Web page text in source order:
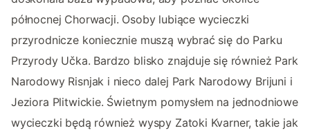
północnej Chorwacji. Osoby lubiące wycieczki
przyrodnicze koniecznie muszą wybrać się do Parku
Przyrody Učka. Bardzo blisko znajduje się również Park
Narodowy Risnjak i nieco dalej Park Narodowy Brijuni i
Jeziora Plitwickie. Świetnym pomysłem na jednodniowe
wycieczki będą również wyspy Zatoki Kvarner, takie jak